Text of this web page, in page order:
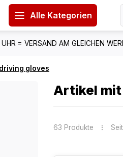
Alle Kategorien
= VERSAND AM GLEICHEN
driving gloves
Artikel
63 Produkte